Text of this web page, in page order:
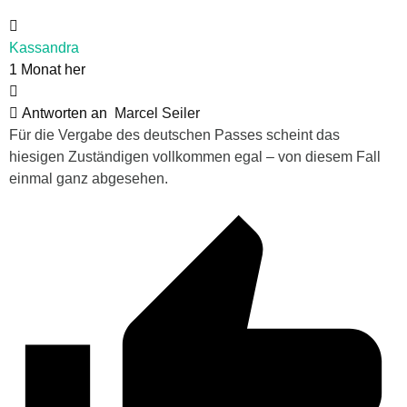
Kassandra
1 Monat her
Antworten an
Marcel Seiler
Für die Vergabe des deutschen Passes scheint das
hiesigen Zuständigen vollkommen egal – von diesem Fall
einmal ganz abgesehen.